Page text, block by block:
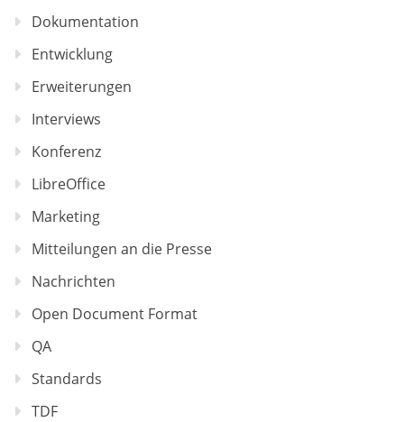
Dokumentation
Entwicklung
Erweiterungen
Interviews
Konferenz
LibreOffice
Marketing
Mitteilungen an die Presse
Nachrichten
Open Document Format
QA
Standards
TDF